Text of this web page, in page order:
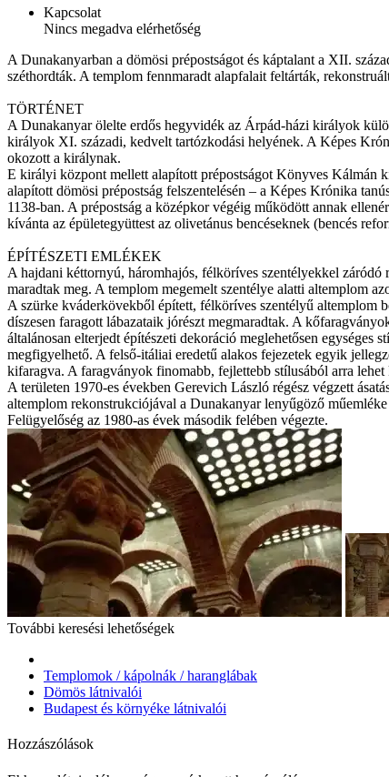
Kapcsolat
Nincs megadva elérhetőség
A Dunakanyarban a dömösi prépostságot és káptalant a XII.
széthordták. A templom fennmaradt alapfalait feltárták,
TÖRTÉNET
A Dunakanyar ölelte erdős hegyvidék az Árpád-házi királyok
királyok XI. századi, kedvelt tartózkodási helyének. A Képes
okozott a királynak.
E királyi központ mellett alapított prépostságot Könyves Kálmán
alapított dömösi prépostság felszentelésén – a Képes Krónika
1138-ban. A prépostság a középkor végéig működött annak
kívánta az épületegyüttest az olivetánus bencéseknek (bencés
ÉPÍTÉSZETI EMLÉKEK
A hajdani kéttornyú, háromhajós, félköríves szentélyekkel
maradtak meg. A templom megemelt szentélye alatti altemplom
A szürke kváderkövekből épített, félköríves szentélyű altemplom
díszesen faragott lábazataik jórészt megmaradtak. A
általánosan elterjedt építészeti dekoráció meglehetősen egységes
megfigyelhető. A felső-itáliai eredetű alakos fejezetek egyik
kifaragva. A faragványok finomabb, fejlettebb stílusából arra
A területen 1970-es években Gerevich László régész végzett
altemplom rekonstrukciójával a Dunakanyar lenyűgöző
Felügyelőség az 1980-as évek második felében végezte.
További keresési lehetőségek
Templomok / kápolnák / haranglábak
Dömös látnivalói
Budapest és környéke látnivalói
Hozzászólások